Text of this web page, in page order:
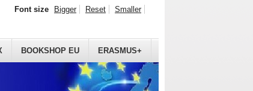
BOOKSHOP EU ERASMUS+
Font size Bigger Reset Smaller